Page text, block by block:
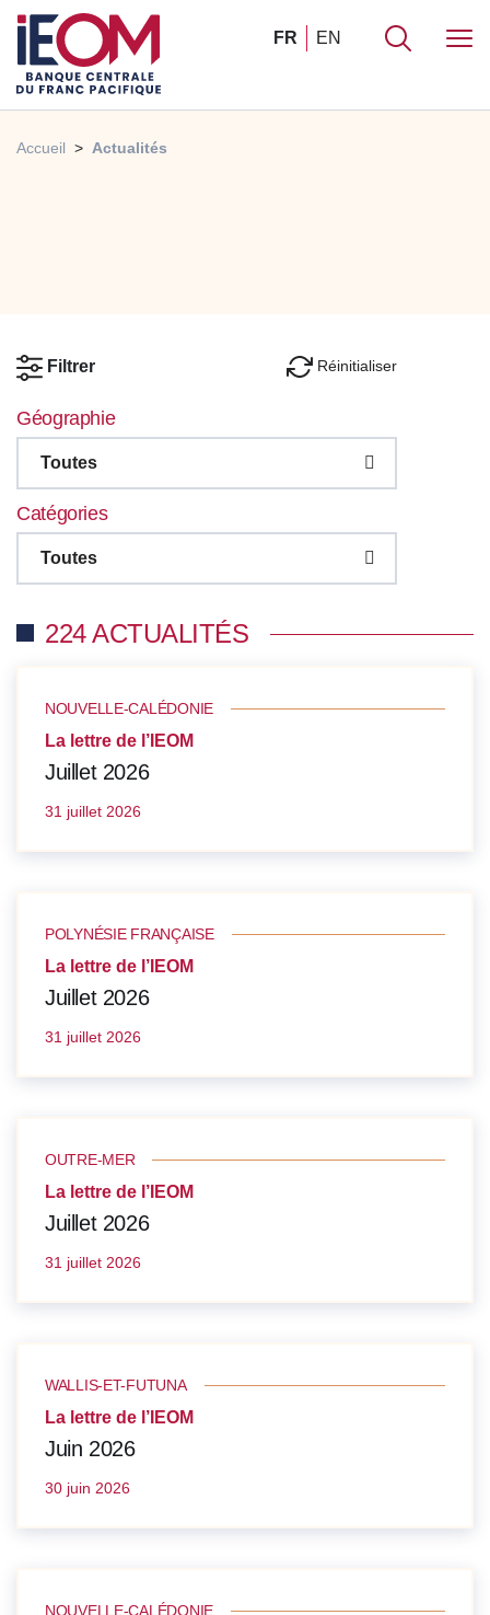
FR EN
Accueil Actualités
224 ACTUALITÉS
NOUVELLE-CALÉDONIE
La lettre de l’IEOM
Juillet 2026
31 juillet 2026
POLYNÉSIE FRANÇAISE
La lettre de l’IEOM
Juillet 2026
31 juillet 2026
OUTRE-MER
La lettre de l’IEOM
Juillet 2026
31 juillet 2026
WALLIS-ET-FUTUNA
La lettre de l’IEOM
Juin 2026
30 juin 2026
NOUVELLE-CALÉDONIE
Filtrer Réinitialiser
Géographie
Toutes
Catégories
Toutes